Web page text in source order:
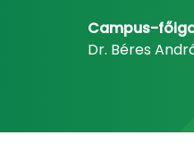
Campus-
Dr. Béres